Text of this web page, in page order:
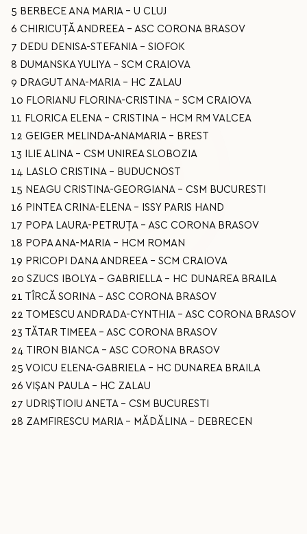
5 BERBECE ANA MARIA - U CLUJ
6 CHIRICUȚĂ ANDREEA - ASC CORONA BRASOV
7 DEDU DENISA-STEFANIA - SIOFOK
8 DUMANSKA YULIYA - SCM CRAIOVA
9 DRAGUT ANA-MARIA - HC ZALAU
10 FLORIANU FLORINA-CRISTINA - SCM CRAIOVA
11 FLORICA ELENA – CRISTINA - HCM RM VALCEA
12 GEIGER MELINDA-ANAMARIA - BREST
13 ILIE ALINA - CSM UNIREA SLOBOZIA
14 LASLO CRISTINA - BUDUCNOST
15 NEAGU CRISTINA-GEORGIANA - CSM BUCURESTI
16 PINTEA CRINA-ELENA - ISSY PARIS HAND
17 POPA LAURA-PETRUȚA - ASC CORONA BRASOV
18 POPA ANA-MARIA - HCM ROMAN
19 PRICOPI DANA ANDREEA - SCM CRAIOVA
20 SZUCS IBOLYA – GABRIELLA - HC DUNAREA BRAILA
21 TÎRCĂ SORINA - ASC CORONA BRASOV
22 TOMESCU ANDRADA-CYNTHIA - ASC CORONA BRASOV
23 TĂTAR TIMEEA - ASC CORONA BRASOV
24 TIRON BIANCA - ASC CORONA BRASOV
25 VOICU ELENA-GABRIELA - HC DUNAREA BRAILA
26 VIȘAN PAULA - HC ZALAU
27 UDRIȘTIOIU ANETA - CSM BUCURESTI
28 ZAMFIRESCU MARIA - MĂDĂLINA - DEBRECEN